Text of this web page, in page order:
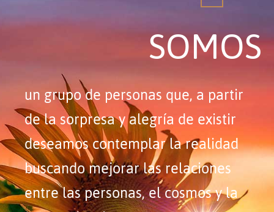
SOMOS
un grupo de personas que, a partir
de la sorpresa y alegría de existir
deseamos contemplar la realidad
buscando mejorar las relaciones
entre las personas, el cosmos y la